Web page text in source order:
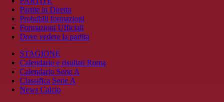
Partite in Diretta
Probabili formazioni
Formazioni Ufficiali
Dove vedere la partita
STAGIONE
Calendario e risultati Roma
Calendario Serie A
Classifica Serie A
News Calcio